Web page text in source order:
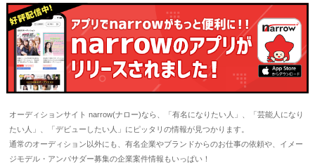
オーディションサイト narrow(ナロー)なら、「有名になりたい人」、「芸能人になり
たい人」、「デビューしたい人」にピッタリの情報が見つかります。
通常のオーディション以外にも、有名企業やブランドからのお仕事の依頼や、イメー
ジモデル・アンバサダー募集の企業案件情報もいっぱい！